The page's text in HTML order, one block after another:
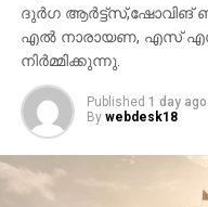
ദുർഗ ആർട്ട്സ്,ഷോവിങ്
എൽ നാരായണ, എസ് എസ്
നിർമ്മിക്കുന്നു.
Published 1 day ago
By webdesk18